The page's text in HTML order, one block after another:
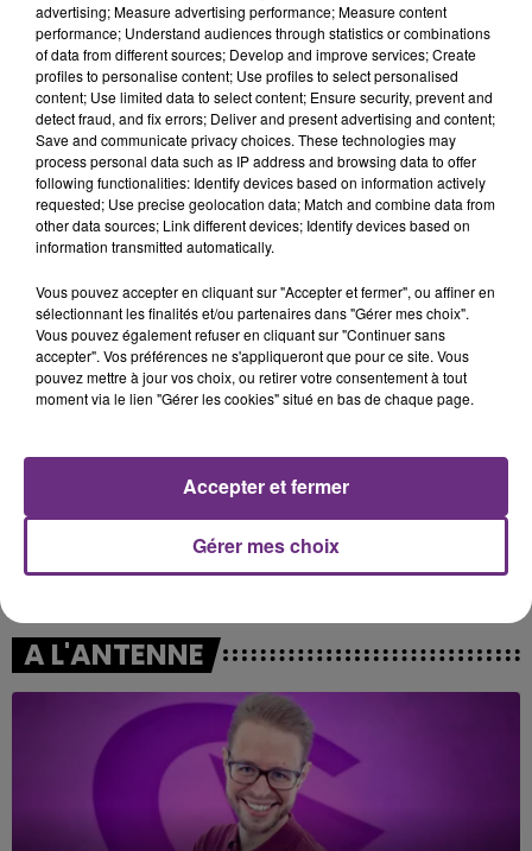
TEMPER CITY
Self Aware
OLIVIA RODRIGO
Stupid Song
13h23
13h23
Somebody That I Used To
Know
13h19
13h19
OFENBACH & STARSAILOR
Four To The Floor
A L'ANTENNE
advertising; Measure advertising performance; Measure content
performance; Understand audiences through statistics or combinations
of data from different sources; Develop and improve services; Create
profiles to personalise content; Use profiles to select personalised
content; Use limited data to select content; Ensure security, prevent and
detect fraud, and fix errors; Deliver and present advertising and content;
Save and communicate privacy choices. These technologies may
process personal data such as IP address and browsing data to offer
following functionalities: Identify devices based on information actively
requested; Use precise geolocation data; Match and combine data from
other data sources; Link different devices; Identify devices based on
information transmitted automatically.
Vous pouvez accepter en cliquant sur "Accepter et fermer", ou affiner en
sélectionnant les finalités et/ou partenaires dans "Gérer mes choix".
Vous pouvez également refuser en cliquant sur "Continuer sans
accepter". Vos préférences ne s'appliqueront que pour ce site. Vous
pouvez mettre à jour vos choix, ou retirer votre consentement à tout
moment via le lien "Gérer les cookies" situé en bas de chaque page.
Gérer mes choix
Accepter et fermer